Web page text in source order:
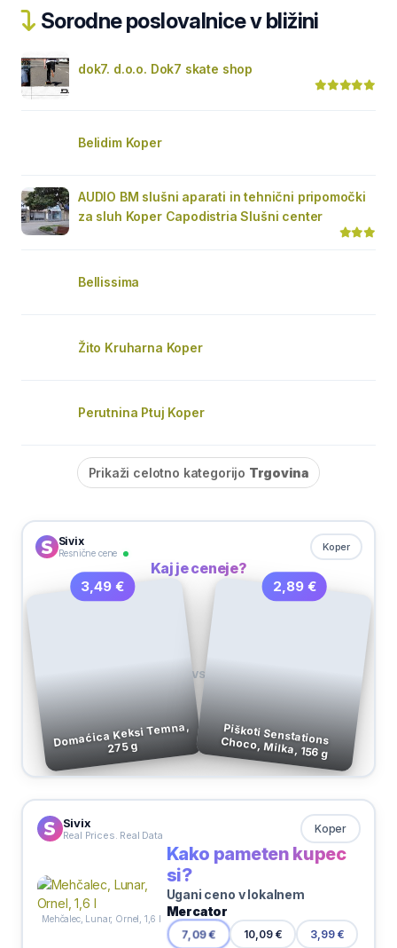
Sorodne poslovalnice v bližini
dok7. d.o.o. Dok7 skate shop
Belidim Koper
AUDIO BM slušni aparati in tehnični pripomočki
za sluh Koper Capodistria Slušni center
Bellissima
Žito Kruharna Koper
Perutnina Ptuj Koper
Prikaži celotno kategorijo Trgovina
Sivix
Resnične cene
Koper
Kaj je ceneje?
3,49 €
Domaćica Keksi Temna,
275 g
VS
2,89 €
Piškoti Senstations Choco, Milka, 156 g
Sivix
Real Prices. Real Data Koper
Mehčalec, Lunar, Ornel, 1,6 l
Kako pameten kupec
si?
Ugani ceno v lokalnem
Mercator
7,09 € 10,09 € 3,99 €